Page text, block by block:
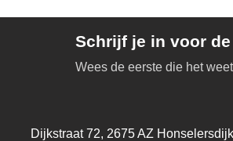
Schrijf je in voor
Wees de eerste die het
Dijkstraat 72, 2675 AZ Honselersdijk